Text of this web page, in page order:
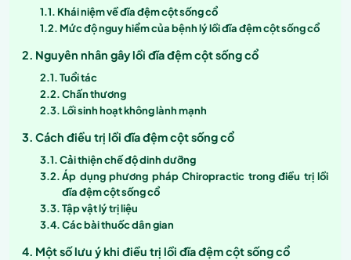
Khái niệm về đĩa đệm cột sống cổ
Mức độ nguy hiểm của bệnh lý lồi đĩa đệm cột sống cổ
Nguyên nhân gây lồi đĩa đệm cột sống cổ
Tuổi tác
Chấn thương
Lối sinh hoạt không lành mạnh
Cách điều trị lồi đĩa đệm cột sống cổ
Cải thiện chế độ dinh dưỡng
Áp dụng phương pháp Chiropractic trong điều trị lồi
đĩa đệm cột sống cổ
Tập vật lý trị liệu
Các bài thuốc dân gian
Một số lưu ý khi điều trị lồi đĩa đệm cột sống cổ